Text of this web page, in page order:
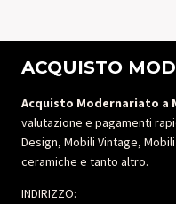
ACQUISTO
Acquisto Modernariato a
valutazione e pagamenti
Design, Mobili Vintage,
ceramiche e tanto altro.
INDIRIZZO: